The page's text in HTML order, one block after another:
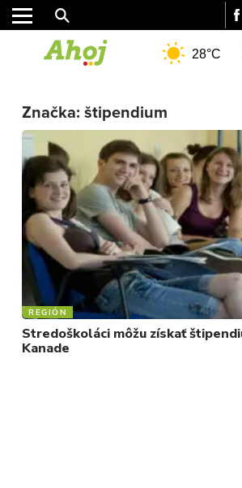
REGIÓN
ŠPORT
KULTÚRA
FOTKY
VIDEO
MIX
28°C
Značka: štipendium
REGIÓN
Stredoškoláci môžu získať
Kanade